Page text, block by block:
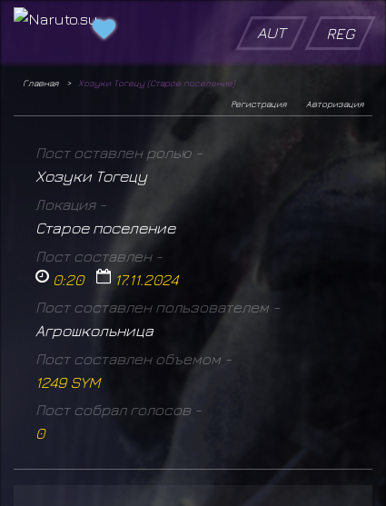
AUT REG
Главная
Хозуки Тогецу (Старое поселение)
Авторизация
Регистрация
Пост оставлен ролью -
Хозуки Тогецу
Локация -
Старое поселение
Пост составлен -
0:20 17.11.2024
Пост составлен пользователем -
Агрошкольница
Пост составлен объемом -
1249 SYM
Пост собрал голосов -
0